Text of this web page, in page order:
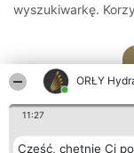
ORŁY
11:27
Cześć, chętnie Ci
wyszukiwarkę.